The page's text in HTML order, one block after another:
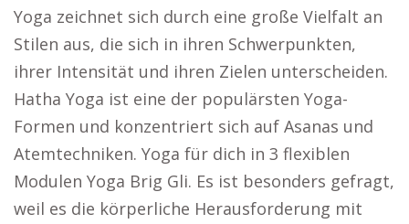
Yoga zeichnet sich durch eine große Vielfalt an
Stilen aus, die sich in ihren Schwerpunkten,
ihrer Intensität und ihren Zielen unterscheiden.
Hatha Yoga ist eine der populärsten Yoga-
Formen und konzentriert sich auf Asanas und
Atemtechniken. Yoga für dich in 3 flexiblen
Modulen Yoga Brig Gli. Es ist besonders gefragt,
weil es die körperliche Herausforderung mit